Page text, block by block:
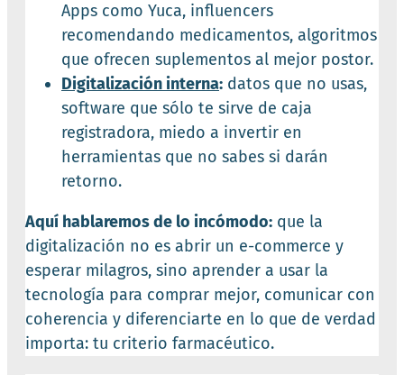
Apps como Yuca, influencers
recomendando medicamentos, algoritmos
que ofrecen suplementos al mejor postor.
Digitalización interna: datos que no usas,
software que sólo te sirve de caja
registradora, miedo a invertir en
herramientas que no sabes si darán
retorno.
Aquí hablaremos de lo incómodo: que la
digitalización no es abrir un e-commerce y
esperar milagros, sino aprender a usar la
tecnología para comprar mejor, comunicar con
coherencia y diferenciarte en lo que de verdad
importa: tu criterio farmacéutico.